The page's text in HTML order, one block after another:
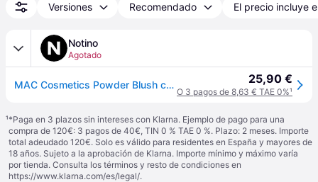
Versiones Recomendado El precio incluye
Notino
Agotado
MAC Cosmetics Powder Blush colorete tono Burnt Pepper 6 g 25,90 €
O 3 pagos de 8,63 € TAE 0%¹
¹*Paga en 3 plazos sin intereses con Klarna. Ejemplo de pago para una
compra de 120€: 3 pagos de 40€, TIN 0 % TAE 0 %. Plazo: 2 meses. Importe
total adeudado 120€. Solo es válido para residentes en España y mayores de
18 años. Sujeto a la aprobación de Klarna. Importe mínimo y máximo varía
por tienda. Consulta los términos y resto de condiciones en
https://www.klarna.com/es/legal/.